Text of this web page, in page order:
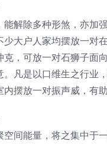
能解除多种形煞，亦加
少大户人家均摆放一对
克，可放一对石狮子面
。凡是以口维生之行业
摆放一对振声威，有助
空间能量，将之集中于